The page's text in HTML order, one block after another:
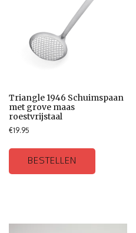
Triangle 1946 Schuimspaan
met grove maas
roestvrijstaal
€19.95
BESTELLEN